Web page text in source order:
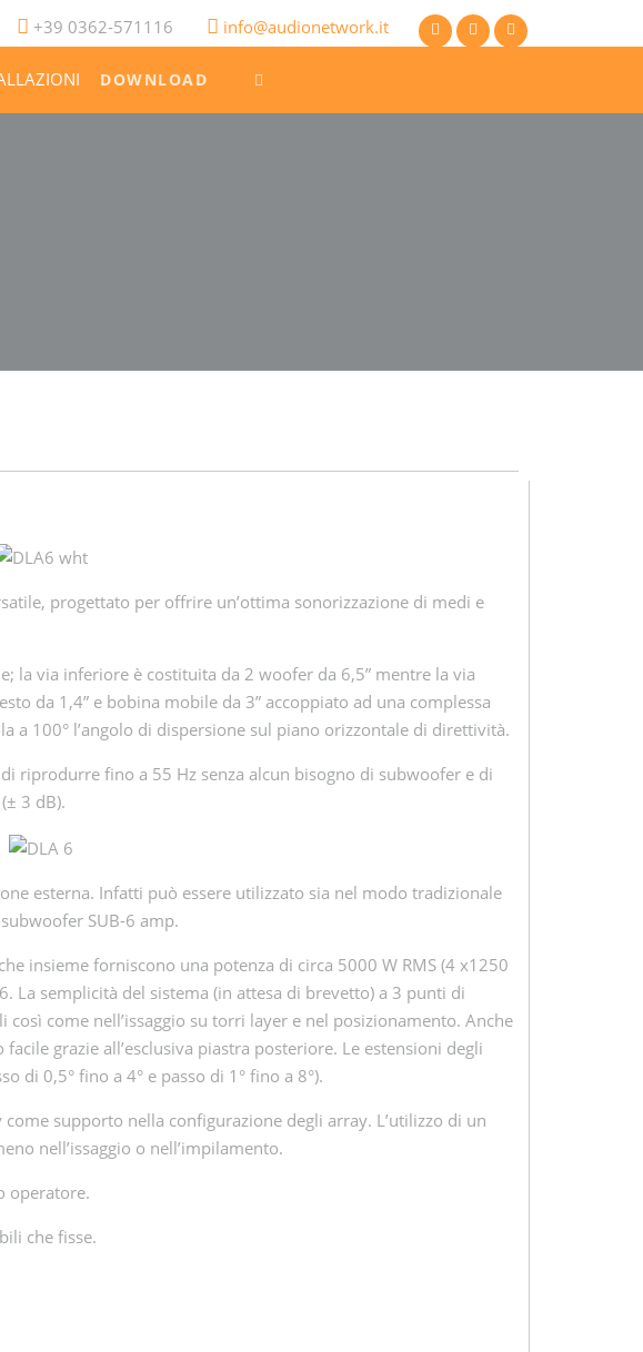
+39 0362-571116 info@audionetwork.it
DOWNLOAD
progettato per offrire un’ottima sonorizzazione di medi e
la via inferiore è costituita da 2 woofer da 6,5” mentre la via
da 1,4” e bobina mobile da 3” accoppiato ad una complessa
a 100° l’angolo di dispersione sul piano orizzontale di direttività.
riprodurre fino a 55 Hz senza alcun bisogno di subwoofer e di
3 dB).
esterna. Infatti può essere utilizzato sia nel modo tradizionale
SUB-6 amp.
insieme forniscono una potenza di circa 5000 W RMS (4 x1250
La semplicità del sistema (in attesa di brevetto) a 3 punti di
come nell’issaggio su torri layer e nel posizionamento. Anche
grazie all’esclusiva piastra posteriore. Le estensioni degli
di 0,5° fino a 4° e passo di 1° fino a 8°).
supporto nella configurazione degli array. L’utilizzo di un
nell’issaggio o nell’impilamento.
operatore.
che fisse.